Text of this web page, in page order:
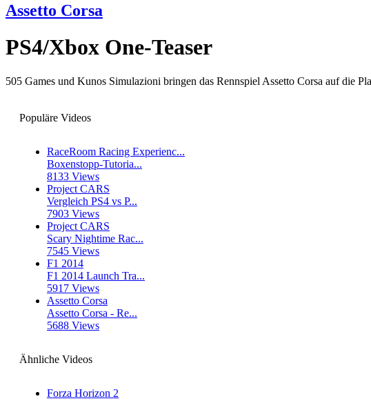
Assetto Corsa
PS4/Xbox One-Teaser
505 Games und Kunos Simulazioni bringen das Rennspiel Assetto Corsa auf die
Populäre Videos
RaceRoom Racing Experienc...
Boxenstopp-Tutoria...
8133 Views
Project CARS
Vergleich PS4 vs P...
7903 Views
Project CARS
Scary Nightime Rac...
7545 Views
F1 2014
F1 2014 Launch Tra...
5917 Views
Assetto Corsa
Assetto Corsa - Re...
5688 Views
Ähnliche Videos
Forza Horizon 2